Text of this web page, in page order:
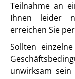
Teilnahme an
Ihnen leider
erreichen Sie
Sollten
unwirksam